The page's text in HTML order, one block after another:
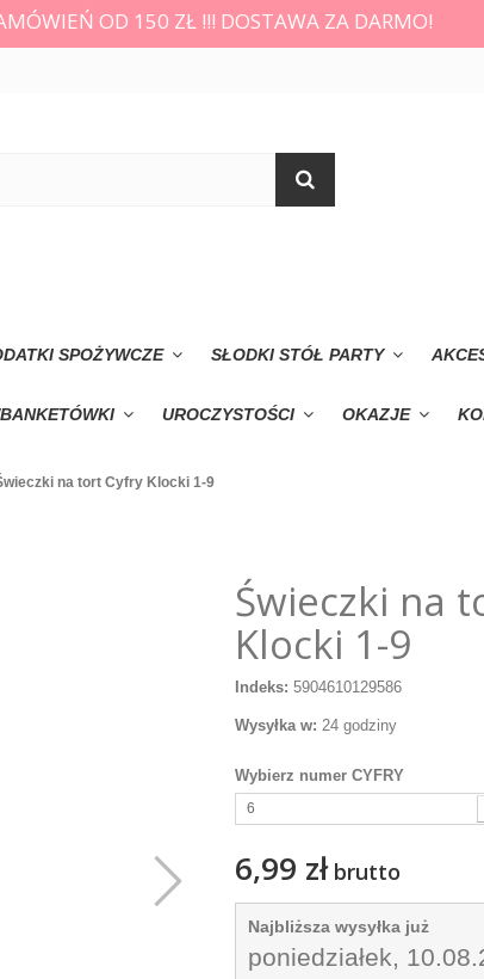
OD 150 ZŁ !!! DOSTAWA ZA DARMO!
SPOŻYWCZE SŁODKI STÓŁ PARTY
UROCZYSTOŚCI OKAZJE
na tort Cyfry Klocki 1-9
Świeczki na
Klocki 1-9
Indeks: 5904610129586
Wysyłka w: 24 godziny
Wybierz numer CYFRY
6
6,99 złbrutto
Najbliższa wysyłka już
poniedziałek,